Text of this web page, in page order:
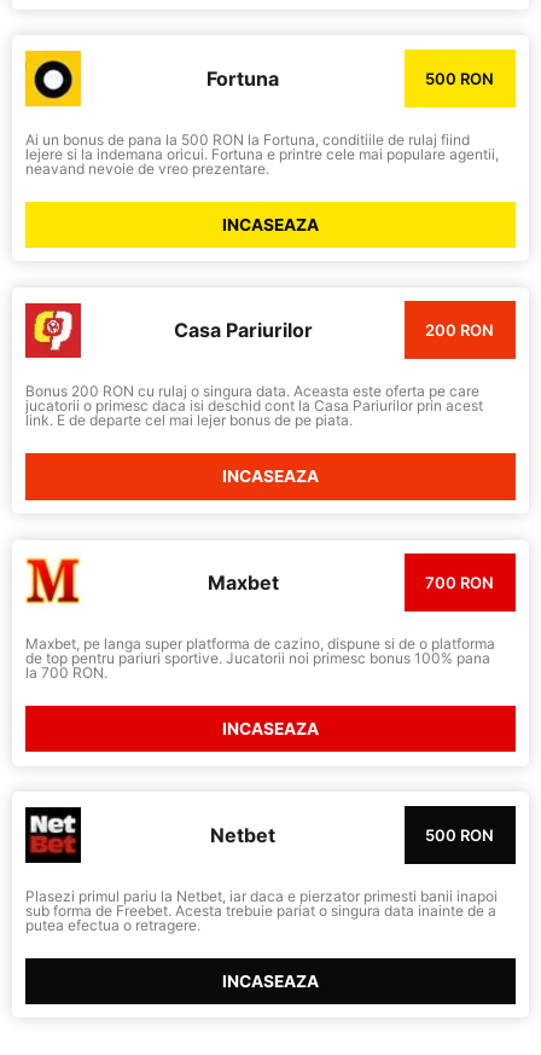
Fortuna 500 RON
Ai un bonus de pana la 500 RON la Fortuna, conditiile de rulaj fiind
lejere si la indemana oricui. Fortuna e printre cele mai populare agentii,
neavand nevoie de vreo prezentare.
INCASEAZA
Casa Pariurilor 200 RON
Bonus 200 RON cu rulaj o singura data. Aceasta este oferta pe care
jucatorii o primesc daca isi deschid cont la Casa Pariurilor prin acest
link. E de departe cel mai lejer bonus de pe piata.
INCASEAZA
Maxbet 700 RON
Maxbet, pe langa super platforma de cazino, dispune si de o platforma
de top pentru pariuri sportive. Jucatorii noi primesc bonus 100% pana
la 700 RON.
INCASEAZA
Netbet 500 RON
Plasezi primul pariu la Netbet, iar daca e pierzator primesti banii inapoi
sub forma de Freebet. Acesta trebuie pariat o singura data inainte de a
putea efectua o retragere.
INCASEAZA